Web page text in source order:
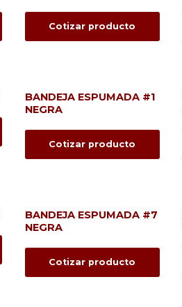
Cotizar producto
BANDEJA ESPUMADA #1
NEGRA
Cotizar producto
BANDEJA ESPUMADA #7
NEGRA
Cotizar producto